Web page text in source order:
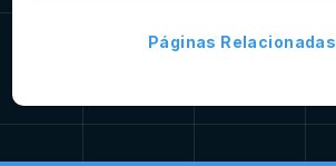
Páginas Relacionadas